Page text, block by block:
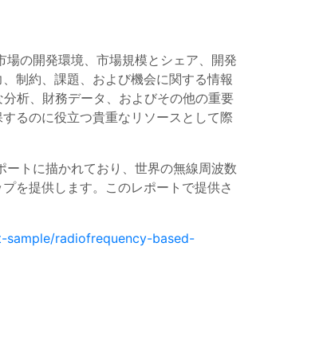
の開発環境、市場規模とシェア、開発
制約、課題、および機会に関する情報
析、財務データ、およびその他の重要
るのに役立つ貴重なリソースとして際
トに描かれており、世界の無線周波数
を提供します。このレポートで提供さ
sample/radiofrequency-based-